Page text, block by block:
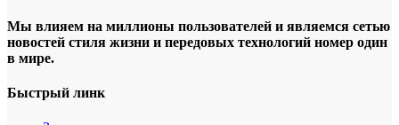
Мы влияем на миллионы пользователей и являемся сетью
новостей стиля жизни и передовых технологий номер один
в мире.
Быстрый линк